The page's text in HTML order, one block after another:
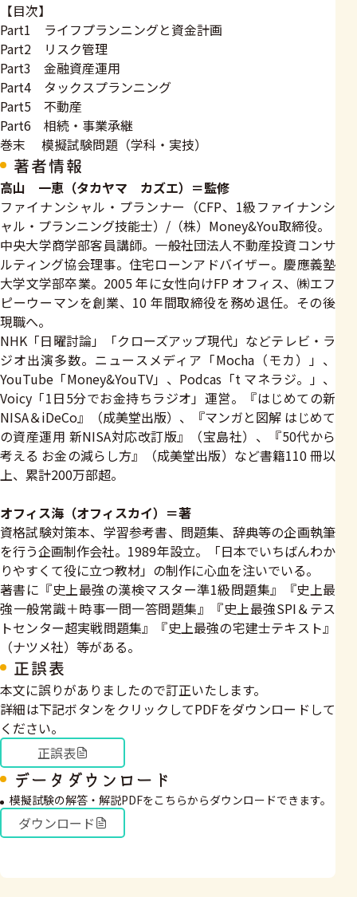
【目次】
Part1 ライフプランニングと資金計画
Part2 リスク管理
Part3 金融資産運用
Part4 タックスプランニング
Part5 不動産
Part6 相続・事業承継
巻末 模擬試験問題（学科・実技）
著者情報
高山 一恵（タカヤマ カズエ）＝監修
ファイナンシャル・プランナー（CFP、1級ファイナンシ
ャル・プランニング技能士）/（株）Money&You取締役。
中央大学商学部客員講師。一般社団法人不動産投資コンサ
ルティング協会理事。住宅ローンアドバイザー。慶應義塾
大学文学部卒業。2005 年に女性向けFP オフィス、㈱エフ
ピーウーマンを創業、10 年間取締役を務め退任。その後
現職へ。
NHK「日曜討論」「クローズアップ現代」などテレビ・ラ
ジオ出演多数。ニュースメディア「Mocha（モカ）」、
YouTube「Money&YouTV」、Podcas「t マネラジ。」、
Voicy「1日5分でお金持ちラジオ」運営。『はじめての新
NISA＆iDeCo』（成美堂出版）、『マンガと図解 はじめて
の資産運用 新NISA対応改訂版』（宝島社）、『50代から
考える お金の減らし方』（成美堂出版）など書籍110 冊以
上、累計200万部超。
オフィス海（オフィスカイ）＝著
資格試験対策本、学習参考書、問題集、辞典等の企画執筆
を行う企画制作会社。1989年設立。「日本でいちばんわか
りやすくて役に立つ教材」の制作に心血を注いでいる。
著書に『史上最強の漢検マスター準1級問題集』『史上最
強一般常識＋時事一問一答問題集』『史上最強SPI＆テス
トセンター超実戦問題集』『史上最強の宅建士テキスト』
（ナツメ社）等がある。
正誤表
本文に誤りがありましたので訂正いたします。
詳細は下記ボタンをクリックしてPDFをダウンロードして
ください。
正誤表
データダウンロード
模擬試験の解答・解説PDFをこちらからダウンロードできます。
ダウンロード